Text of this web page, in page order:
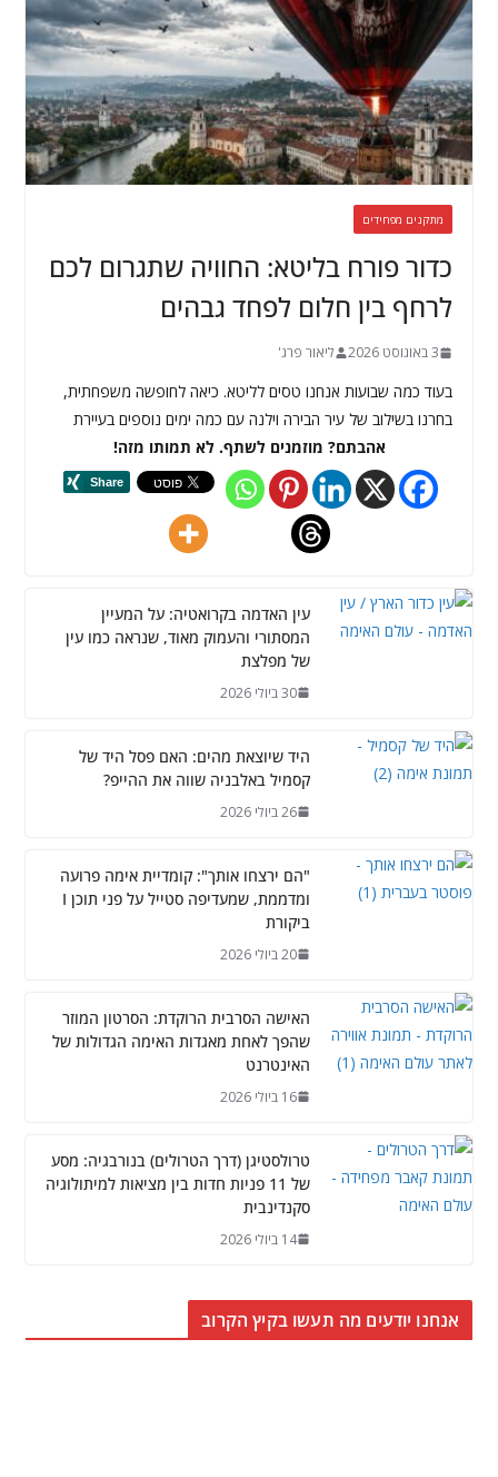
מתקנים מפחידים
כדור פורח בליטא: החוויה שתגרום לכם
לרחף בין חלום לפחד גבהים
3 באוגוסט 2026 ליאור פרג'
בעוד כמה שבועות אנחנו טסים לליטא. כיאה לחופשה משפחתית,
בחרנו בשילוב של עיר הבירה וילנה עם כמה ימים נוספים בעיירת
אהבתם? מוזמנים לשתף. לא תמותו מזה!
עין האדמה בקרואטיה: על המעיין
המסתורי והעמוק מאוד, שנראה כמו עין
של מפלצת
30 ביולי 2026
היד שיוצאת מהים: האם פסל היד של
קסמיל באלבניה שווה את ההייפ?
26 ביולי 2026
"הם ירצחו אותך": קומדיית אימה פרועה
ומדממת, שמעדיפה סטייל על פני תוכן I
ביקורת
20 ביולי 2026
האישה הסרבית הרוקדת: הסרטון המוזר
שהפך לאחת מאגדות האימה הגדולות של
האינטרנט
16 ביולי 2026
טרולסטיגן (דרך הטרולים) בנורבגיה: מסע
של 11 פניות חדות בין מציאות למיתולוגיה
סקנדינבית
14 ביולי 2026
אנחנו יודעים מה תעשו בקיץ הקרוב